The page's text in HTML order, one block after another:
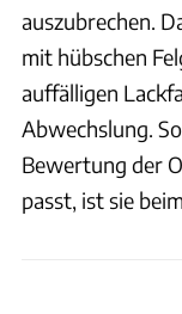
auszubrechen.
mit hübschen
auffälligen
Abwechslung.
Bewertung der
passt, ist sie